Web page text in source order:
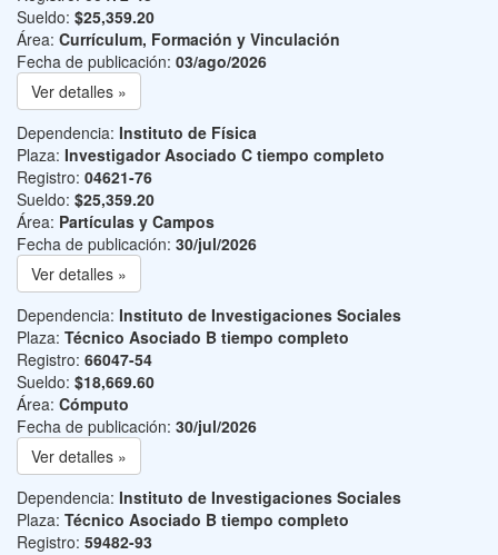
Sueldo: $25,359.20
Área: Currículum, Formación y Vinculación
Fecha de publicación: 03/ago/2026
Ver detalles »
Dependencia: Instituto de Física
Plaza: Investigador Asociado C tiempo completo
Registro: 04621-76
Sueldo: $25,359.20
Área: Partículas y Campos
Fecha de publicación: 30/jul/2026
Ver detalles »
Dependencia: Instituto de Investigaciones Sociales
Plaza: Técnico Asociado B tiempo completo
Registro: 66047-54
Sueldo: $18,669.60
Área: Cómputo
Fecha de publicación: 30/jul/2026
Ver detalles »
Dependencia: Instituto de Investigaciones Sociales
Plaza: Técnico Asociado B tiempo completo
Registro: 59482-93